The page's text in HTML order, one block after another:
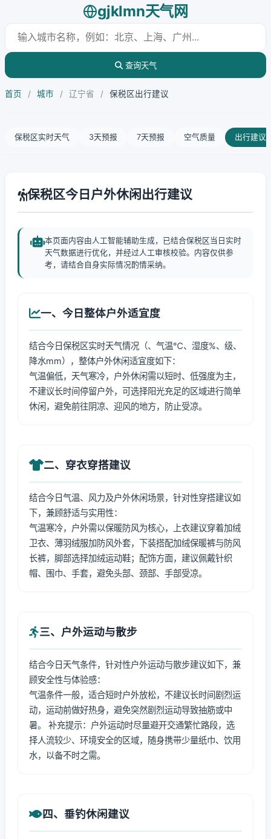
gjklmn天气网
查询天气
首页 / 城市 / 辽宁省 / 保税区出行建议
保税区实时天气 3天预报 7天预报 空气质量 出行建议
保税区今日户外休闲出行建议
本页面内容由人工智能辅助生成，已结合保税区当日实时
天气数据进行优化，并经过人工审核校验。内容仅供参
考，请结合自身实际情况酌情采纳。
一、今日整体户外适宜度
结合今日保税区实时天气情况（、气温℃、湿度%、级、
降水mm），整体户外休闲适宜度如下：
气温偏低，天气寒冷，户外休闲需以短时、低强度为主，
不建议长时间停留户外，可选择阳光充足的区域进行简单
休闲，避免前往阴凉、迎风的地方，防止受凉。
二、穿衣穿搭建议
结合今日气温、风力及户外休闲场景，针对性穿搭建议如
下，兼顾舒适与实用性：
气温寒冷，户外需以保暖防风为核心，上衣建议穿着加绒
卫衣、薄羽绒服加防风外套，下装搭配加绒保暖裤与防风
长裤，脚部选择加绒运动鞋；配饰方面，建议佩戴针织
帽、围巾、手套，避免头部、颈部、手部受凉。
三、户外运动与散步
结合今日天气条件，针对性户外运动与散步建议如下，兼
顾安全性与体验感：
气温条件一般，适合短时户外放松，不建议长时间剧烈运
动，运动前做好热身，避免突然剧烈运动导致抽筋或中
暑。 补充提示：户外运动时尽量避开交通繁忙路段，选
择人流较少、环境安全的区域，随身携带少量纸巾、饮用
水，以备不时之需。
四、垂钓休闲建议